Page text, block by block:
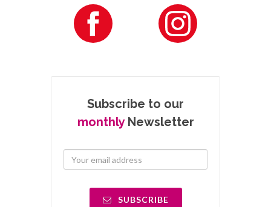
Subscribe to our
monthlyNewsletter
SUBSCRIBE